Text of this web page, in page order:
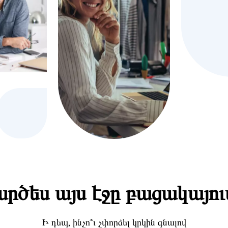
այս էջը
Ի դեպ, ինչո՞ւ չփորձել կրկին գնալով